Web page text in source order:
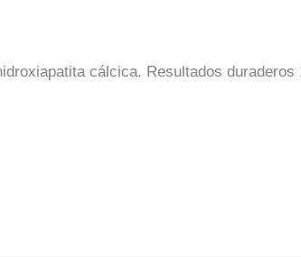
cálcica. Resultados duraderos